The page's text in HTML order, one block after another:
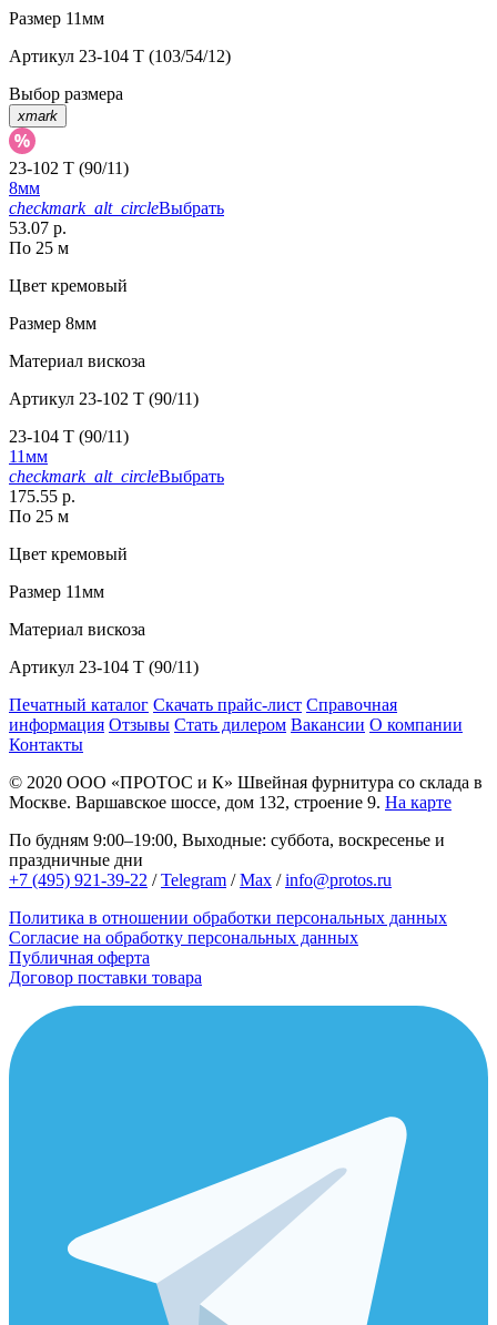
Размер 11мм
Артикул 23-104 T (103/54/12)
Выбор размера
xmark
23-102 T (90/11)
8мм
checkmark_alt_circleВыбрать
53.07 р.
По 25 м
Цвет кремовый
Размер 8мм
Материал вискоза
Артикул 23-102 T (90/11)
23-104 T (90/11)
11мм
checkmark_alt_circleВыбрать
175.55 р.
По 25 м
Цвет кремовый
Размер 11мм
Материал вискоза
Артикул 23-104 T (90/11)
Печатный каталог Скачать прайс-лист Справочная
информация Отзывы Стать дилером Вакансии О компании
Контакты
© 2020 ООО «ПРОТОС и К» Швейная фурнитура со склада в
Москве. Варшавское шоссе, дом 132, строение 9. На карте
По будням 9:00–19:00, Выходные: суббота, воскресенье и
праздничные дни
+7 (495) 921-39-22 /Telegram /Max /info@protos.ru
Политика в отношении обработки персональных данных
Согласие на обработку персональных данных
Публичная оферта
Договор поставки товара